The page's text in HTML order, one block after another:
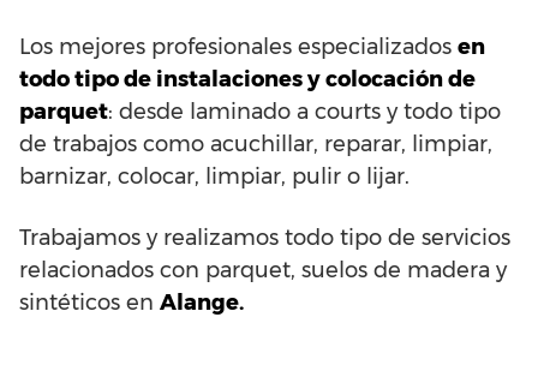
Los mejores profesionales especializados en
todo tipo de instalaciones y colocación de
parquet: desde laminado a courts y todo tipo
de trabajos como acuchillar, reparar, limpiar,
barnizar, colocar, limpiar, pulir o lijar.
Trabajamos y realizamos todo tipo de servicios
relacionados con parquet, suelos de madera y
sintéticos en Alange.